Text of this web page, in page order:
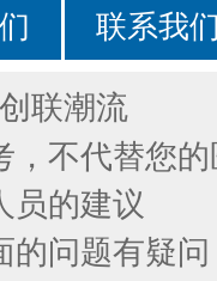
联系我
创联潮流
，不代替您
员的建议
的问题有疑